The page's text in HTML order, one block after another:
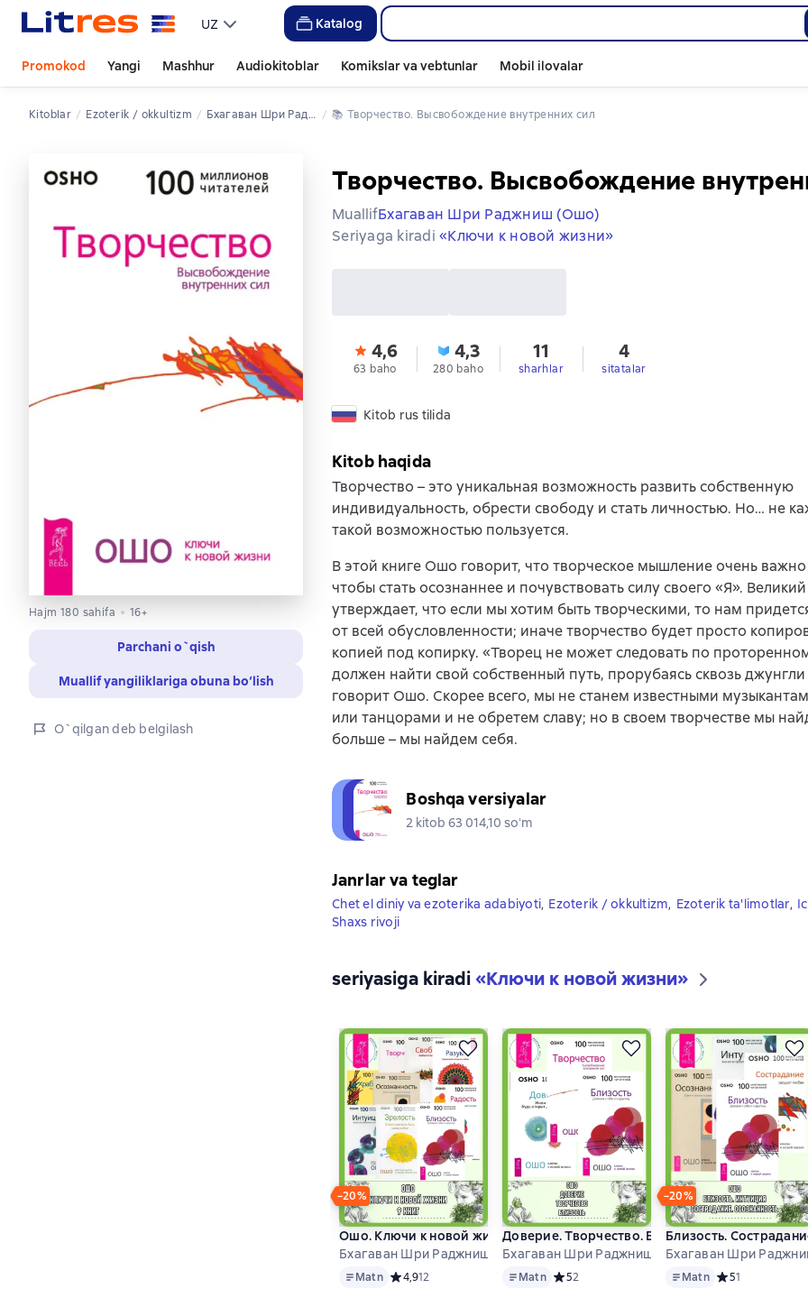
UZ Katalog
Promokod Yangi Mashhur Audiokitoblar Komikslar va vebtunlar Mobil ilovalar
Kitoblar ezoterik / okkultizm Бхагаван Шри Раджниш (Ошо) 📚 Творчество. Высвобождение внутренних сил
Hajm 180 sahifa 16+
Parchani o`qish
Muallif yangiliklariga obuna bo‘lish
O`qilgan deb belgilash
Творчество. Высвобождение
MuallifБхагаван Шри Раджниш (Ошо)
Seriyaga kiradi «Ключи к новой жизни»
4,6
63 baho
4,3
280 baho
11
sharhlar
4
sitatalar
Kitob rus tilida
Kitob haqida
Творчество – это уникальная возможность развить собственную
индивидуальность, обрести свободу и стать личностью. Но… не
такой возможностью пользуется.
В этой книге Ошо говорит, что творческое мышление очень важно
чтобы стать осознаннее и почувствовать силу своего «Я».
утверждает, что если мы хотим быть творческими, то нам
от всей обусловленности; иначе творчество будет просто
копией под копирку. «Творец не может следовать по
должен найти свой собственный путь, прорубаясь сквозь
говорит Ошо. Скорее всего, мы не станем известными
или танцорами и не обретем славу; но в своем творчестве мы
больше – мы найдем себя.
Boshqa versiyalar
2 kitob 63 014,10 soʻm
Janrlar va teglar
Chet el diniy va ezoterika adabiyoti, Ezoterik / okkultizm, Ezoterik ta'limotlar,
Shaxs rivoji
seriyasiga kiradi«Ключи к новой жизни»
−20%
Ошо. Ключи к новой жизни. 9 книг
Бхагаван Шри Раджниш (Ошо)
MatnMatn Средний рейтинг 4,9 на основе 12 оценок
4,912
Доверие. Творчество. Близость
Бхагаван Шри Раджниш (Ошо)
MatnMatn Средний рейтинг 5 на основе 2 оценок
52
−20%
Близость.
Бхагаван Шри
MatnMatn Средний рейтинг
51